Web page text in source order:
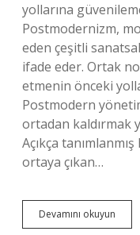
yollarına
Postmodernizm,
eden çeşitli
ifade eder. Ortak
etmenin önceki
Postmodern
ortadan kaldırmak
Açıkça
ortaya çıkan…
Devamını okuyun
Eğitim